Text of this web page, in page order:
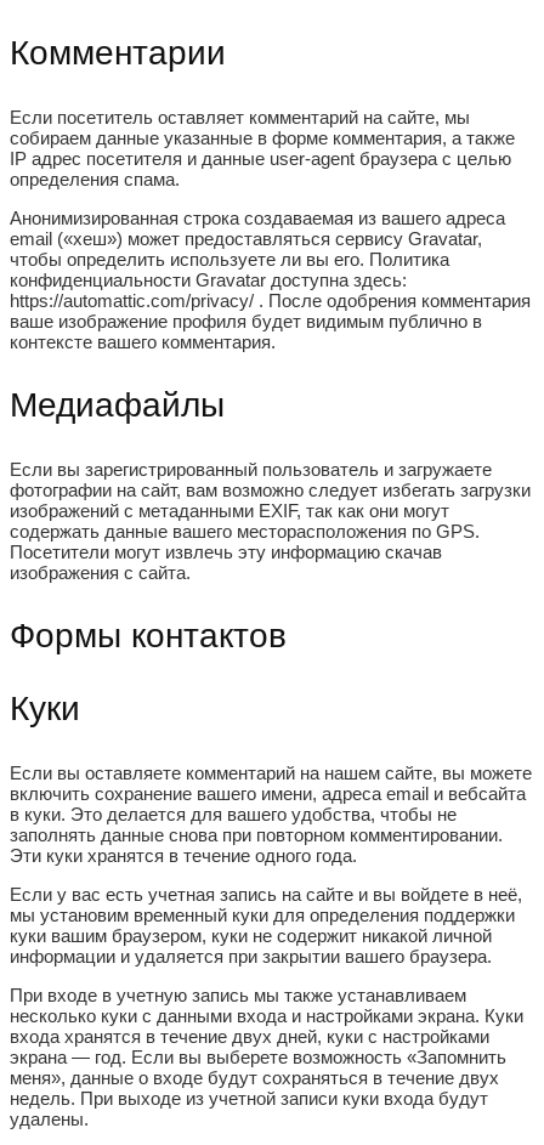
Комментарии
Если посетитель оставляет комментарий на сайте, мы
собираем данные указанные в форме комментария, а также
IP адрес посетителя и данные user-agent браузера с целью
определения спама.
Анонимизированная строка создаваемая из вашего адреса
email («хеш») может предоставляться сервису Gravatar,
чтобы определить используете ли вы его. Политика
конфиденциальности Gravatar доступна здесь:
https://automattic.com/privacy/ . После одобрения комментария
ваше изображение профиля будет видимым публично в
контексте вашего комментария.
Медиафайлы
Если вы зарегистрированный пользователь и загружаете
фотографии на сайт, вам возможно следует избегать загрузки
изображений с метаданными EXIF, так как они могут
содержать данные вашего месторасположения по GPS.
Посетители могут извлечь эту информацию скачав
изображения с сайта.
Формы контактов
Куки
Если вы оставляете комментарий на нашем сайте, вы можете
включить сохранение вашего имени, адреса email и вебсайта
в куки. Это делается для вашего удобства, чтобы не
заполнять данные снова при повторном комментировании.
Эти куки хранятся в течение одного года.
Если у вас есть учетная запись на сайте и вы войдете в неё,
мы установим временный куки для определения поддержки
куки вашим браузером, куки не содержит никакой личной
информации и удаляется при закрытии вашего браузера.
При входе в учетную запись мы также устанавливаем
несколько куки с данными входа и настройками экрана. Куки
входа хранятся в течение двух дней, куки с настройками
экрана — год. Если вы выберете возможность «Запомнить
меня», данные о входе будут сохраняться в течение двух
недель. При выходе из учетной записи куки входа будут
удалены.